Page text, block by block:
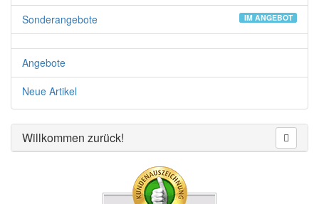
Sonderangebote
IM ANGEBOT
Angebote
Neue Artikel
Willkommen zurück!